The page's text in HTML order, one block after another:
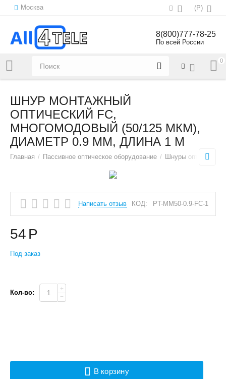
Москва (Р)
Напишите нам:sales@all4tele.com
8(800)777-78-25
По всей России
0
ШНУР МОНТАЖНЫЙ
ОПТИЧЕСКИЙ FC,
МНОГОМОДОВЫЙ (50/125 МКМ),
ДИАМЕТР 0.9 ММ, ДЛИНА 1 М
Главная / Пассивное оптическое оборудование / Шнуры оптические
Написать отзыв КОД: PT-MM50-0.9-FC-1
54 Р
Под заказ
Кол-во:
+
−
В корзину